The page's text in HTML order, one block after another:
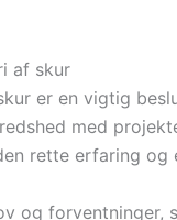
af skur
er en vigtig
med
rette erfaring og
og forventninger,